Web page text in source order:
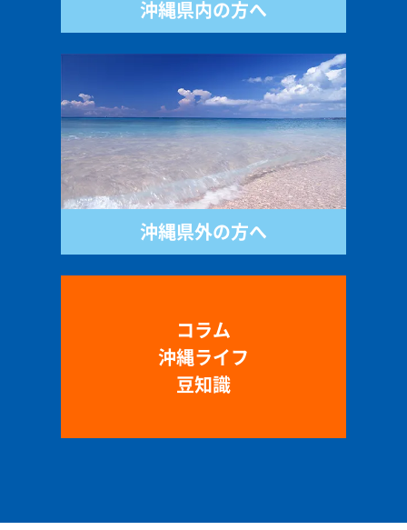
沖縄県内の方へ
沖縄県外の方へ
コラム
沖縄ライフ
豆知識